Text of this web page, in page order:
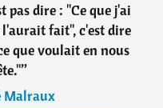
pas dire : "Ce que j'ai
fait", c'est dire
que voulait en nous
”
Malraux